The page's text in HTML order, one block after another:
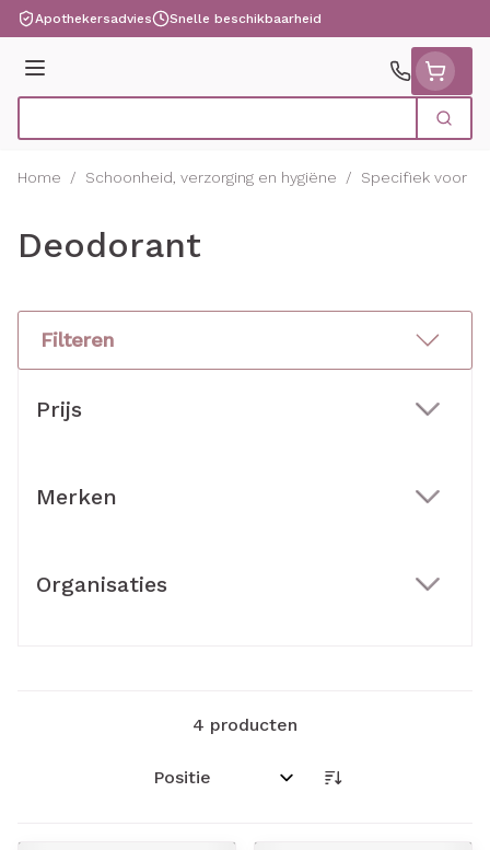
Ga naar de inhoud
Apothekersadvies Snelle beschikbaarheid
Menu
Zoek
Home / Schoonheid, verzorging en hygiëne / Specifiek voor
Deodorant
Filteren
Prijs
Merken
Organisaties
4 producten
Sorteer op: